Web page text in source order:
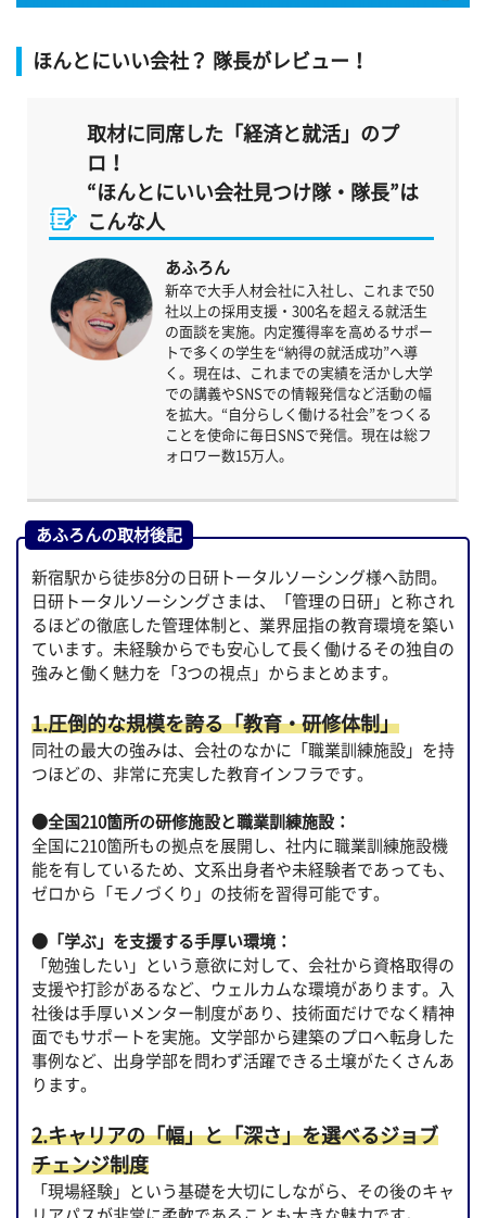
ほんとにいい会社？ 隊長がレビュー！
取材に同席した「経済と就活」のプ
ロ！
“ほんとにいい会社見つけ隊・隊長”は
こんな人
あふろん
新卒で大手人材会社に入社し、これまで50
社以上の採用支援・300名を超える就活生
の面談を実施。内定獲得率を高めるサポー
トで多くの学生を“納得の就活成功”へ導
く。現在は、これまでの実績を活かし大学
での講義やSNSでの情報発信など活動の幅
を拡大。“自分らしく働ける社会”をつくる
ことを使命に毎日SNSで発信。現在は総フ
ォロワー数15万人。
あふろんの取材後記
新宿駅から徒歩8分の日研トータルソーシング様へ訪問。
日研トータルソーシングさまは、「管理の日研」と称され
るほどの徹底した管理体制と、業界屈指の教育環境を築い
ています。未経験からでも安心して長く働けるその独自の
強みと働く魅力を「3つの視点」からまとめます。
1.圧倒的な規模を誇る「教育・研修体制」
同社の最大の強みは、会社のなかに「職業訓練施設」を持
つほどの、非常に充実した教育インフラです。
●全国210箇所の研修施設と職業訓練施設：
全国に210箇所もの拠点を展開し、社内に職業訓練施設機
能を有しているため、文系出身者や未経験者であっても、
ゼロから「モノづくり」の技術を習得可能です。
●「学ぶ」を支援する手厚い環境：
「勉強したい」という意欲に対して、会社から資格取得の
支援や打診があるなど、ウェルカムな環境があります。入
社後は手厚いメンター制度があり、技術面だけでなく精神
面でもサポートを実施。文学部から建築のプロへ転身した
事例など、出身学部を問わず活躍できる土壌がたくさんあ
ります。
2.キャリアの「幅」と「深さ」を選べるジョブ
チェンジ制度
「現場経験」という基礎を大切にしながら、その後のキャ